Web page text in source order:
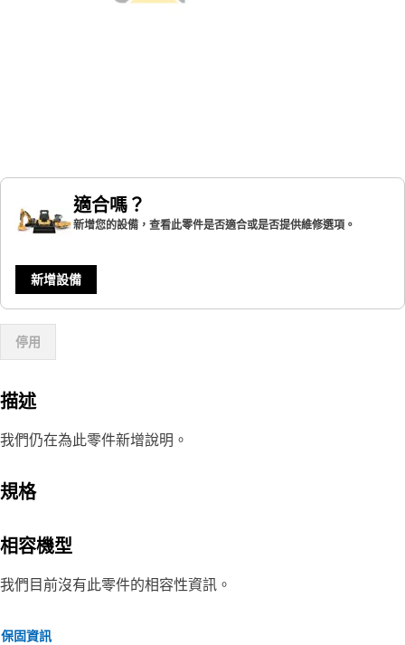
適合嗎？
新增您的設備，查看此零件是否適合或是否提供維修選項。
新增設備
停用
描述
我們仍在為此零件新增說明。
規格
相容機型
我們目前沒有此零件的相容性資訊。
保固資訊